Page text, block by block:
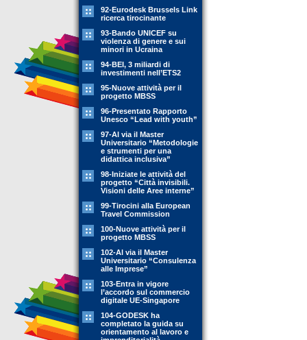
92-Eurodesk Brussels Link
ricerca tirocinante
93-Bando UNICEF su
violenza di genere e sui
minori in Ucraina
94-BEI, 3 miliardi di
investimenti nell’ETS2
95-Nuove attività per il
progetto MBSS
96-Presentato Rapporto
Unesco “Lead with youth”
97-Al via il Master
Universitario “Metodologie
e strumenti per una
didattica inclusiva”
98-Iniziate le attività del
progetto “Città invisibili.
Visioni delle Aree interne”
99-Tirocini alla European
Travel Commission
100-Nuove attività per il
progetto MBSS
102-Al via il Master
Universitario “Consulenza
alle Imprese”
103-Entra in vigore
l’accordo sul commercio
digitale UE-Singapore
104-GODESK ha
completato la guida su
orientamento al lavoro e